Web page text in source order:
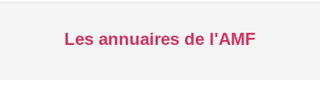
Les annuaires de l'AMF